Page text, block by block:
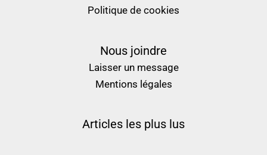
Politique de cookies
Nous joindre
Laisser un message
Mentions légales
Articles les plus lus